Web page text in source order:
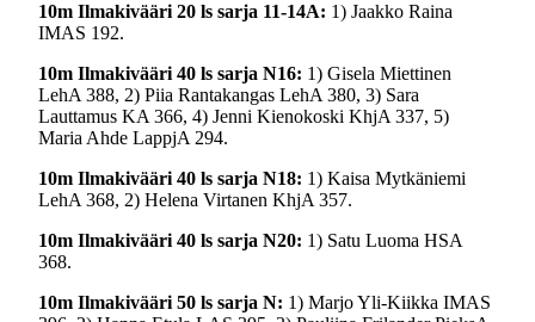
10m Ilmakivääri 20 ls sarja 11-14A: 1) Jaakko Raina
IMAS 192.
10m Ilmakivääri 40 ls sarja N16: 1) Gisela Miettinen
LehA 388, 2) Piia Rantakangas LehA 380, 3) Sara
Lauttamus KA 366, 4) Jenni Kienokoski KhjA 337, 5)
Maria Ahde LappjA 294.
10m Ilmakivääri 40 ls sarja N18: 1) Kaisa Mytkäniemi
LehA 368, 2) Helena Virtanen KhjA 357.
10m Ilmakivääri 40 ls sarja N20: 1) Satu Luoma HSA
368.
10m Ilmakivääri 50 ls sarja N: 1) Marjo Yli-Kiikka IMAS